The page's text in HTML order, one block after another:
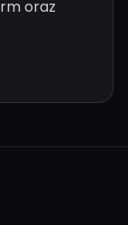
oraz